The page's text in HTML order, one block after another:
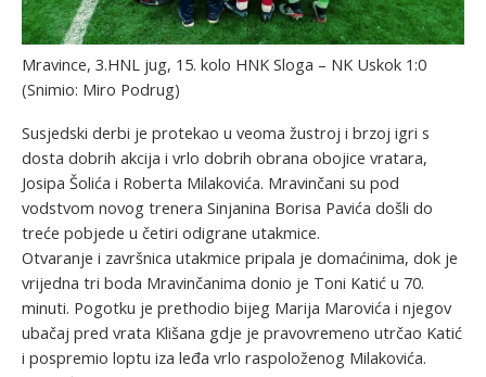
Mravince, 3.HNL jug, 15. kolo HNK Sloga – NK Uskok 1:0
(Snimio: Miro Podrug)
Susjedski derbi je protekao u veoma žustroj i brzoj igri s
dosta dobrih akcija i vrlo dobrih obrana obojice vratara,
Josipa Šolića i Roberta Milakovića. Mravinčani su pod
vodstvom novog trenera Sinjanina Borisa Pavića došli do
treće pobjede u četiri odigrane utakmice.
Otvaranje i završnica utakmice pripala je domaćinima, dok je
vrijedna tri boda Mravinčanima donio je Toni Katić u 70.
minuti. Pogotku je prethodio bijeg Marija Marovića i njegov
ubačaj pred vrata Klišana gdje je pravovremeno utrčao Katić
i pospremio loptu iza leđa vrlo raspoloženog Milakovića.